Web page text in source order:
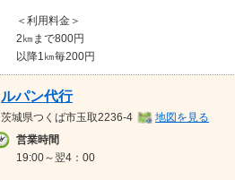
＜利用料金＞
2㎞まで800円
以降1㎞毎200円
ルパン代行
茨城県つくば市玉取2236-4 地図を見る
営業時間
19:00～翌4：00